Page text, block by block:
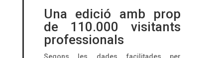
Una edició amb prop
de 110.000 visitants
professionals
Segons les dades facilitades per